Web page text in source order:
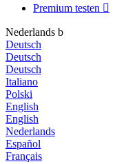
Premium testen 
Nederlands b
Deutsch
Deutsch
Deutsch
Italiano
Polski
English
English
Nederlands
Español
Français